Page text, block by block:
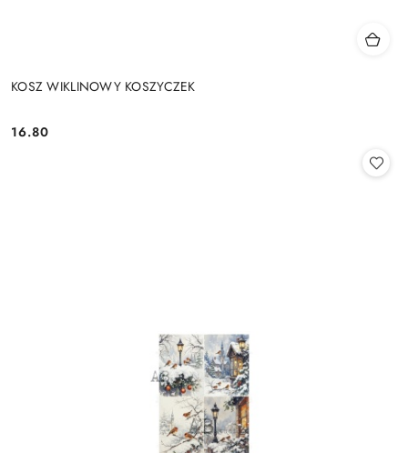
KOSZ WIKLINOWY KOSZYCZEK
Cena:
16.80